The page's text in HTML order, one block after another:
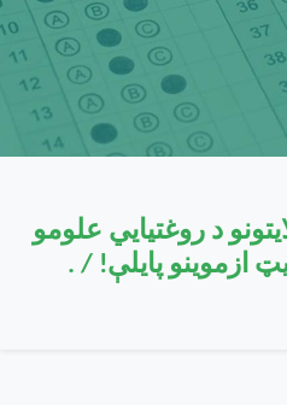
د روغتيايي علومو
ازموينو پايلې! / .